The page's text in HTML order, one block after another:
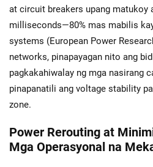
at circuit breakers upang matukoy
milliseconds—80% mas mabilis
systems (European Power
networks, pinapayagan nito ang
pagkakahiwalay ng mga nasirang
pinapanatili ang voltage stability
zone.
Power Rerouting at
Mga Operasyonal na